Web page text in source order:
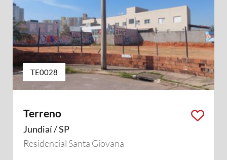
TE0028
Terreno
Jundiaí / SP
Residencial Santa Giovana